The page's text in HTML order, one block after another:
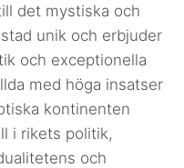
det mystiska och
unik och erbjuder
och exceptionella
med höga insatser
kontinenten
i rikets politik,
och